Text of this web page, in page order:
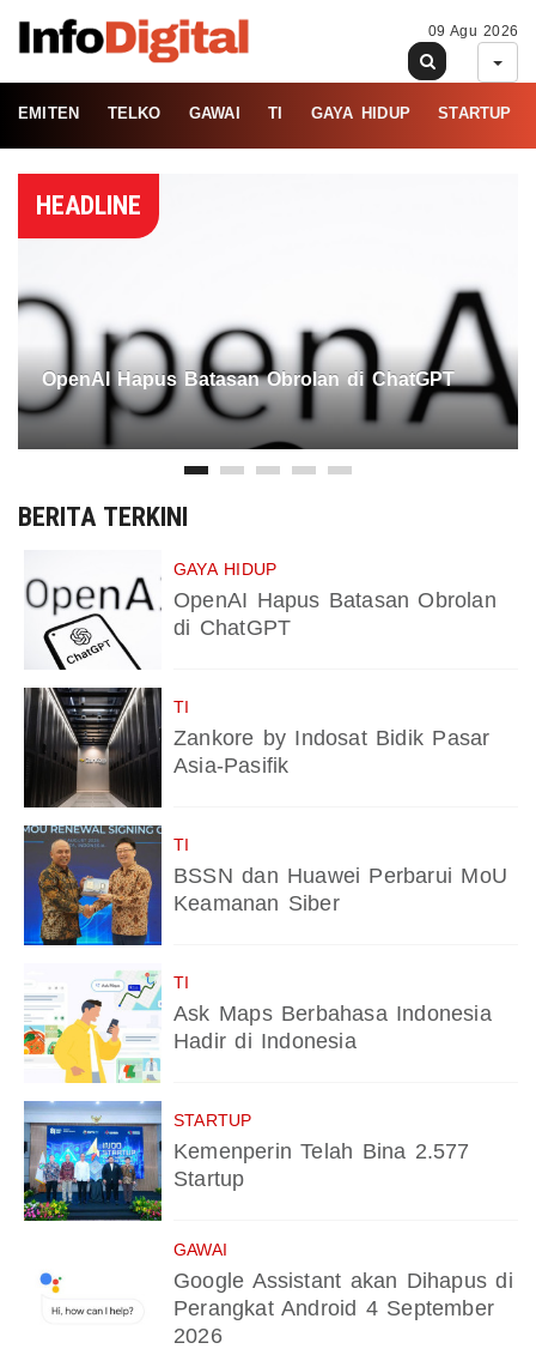
09 Agu 2026
EMITEN TELKO GAWAI TI GAYA HIDUP STARTUP
HEADLINE
OpenAI Hapus Batasan Obrolan di ChatGPT
BERITA TERKINI
GAYA HIDUP
OpenAI Hapus Batasan Obrolan
di ChatGPT
TI
Zankore by Indosat Bidik Pasar
Asia-Pasifik
TI
BSSN dan Huawei Perbarui MoU
Keamanan Siber
TI
Ask Maps Berbahasa Indonesia
Hadir di Indonesia
STARTUP
Kemenperin Telah Bina 2.577
Startup
GAWAI
Google Assistant akan Dihapus di
Perangkat Android 4 September
2026